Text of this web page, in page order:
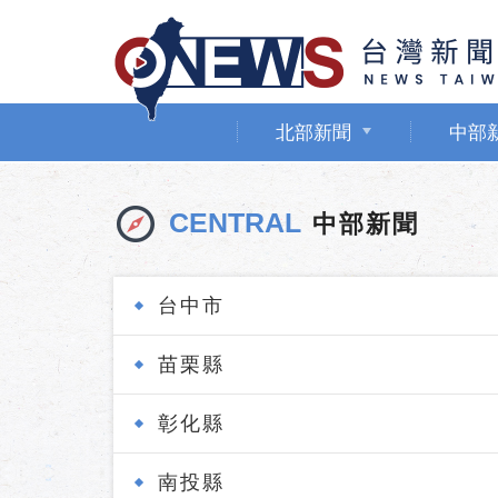
北部新聞 中部
CENTRAL 中部新聞
台中市
苗栗縣
彰化縣
南投縣